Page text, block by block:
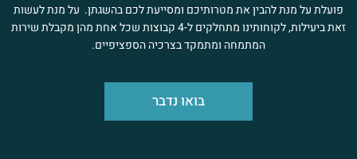
פועלת על מנת להבין את מטרותיכם ומסייעת לכם בהשגתן. על מנת לעשות
זאת ביעילות, לקוחותינו מתחלקים ל-4 קבוצות שכל אחת מהן מקבלת שירות
המתמחה ומתמקד בצרכיה הספציפיים.
בואו נדבר